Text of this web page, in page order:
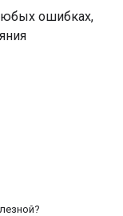
ошибках,